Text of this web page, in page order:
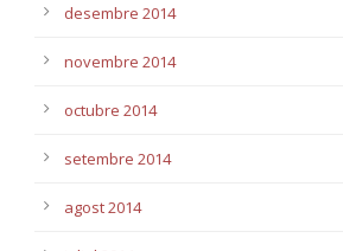
desembre 2014
novembre 2014
octubre 2014
setembre 2014
agost 2014